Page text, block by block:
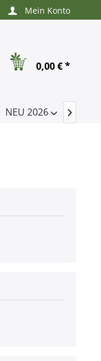
Mein Konto
0,00 € *
NEU 2026 